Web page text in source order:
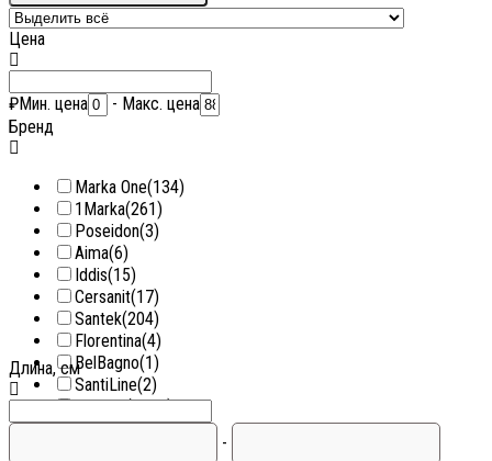
Цена
₽Мин. цена - Макс. цена
Бренд
Marka One(134)
1Marka(261)
Poseidon(3)
Aima(6)
Iddis(15)
Cersanit(17)
Santek(204)
Florentina(4)
BelBagno(1)
SantiLine(2)
Niagara(1140)
Grossman(343)
Длина, см
-